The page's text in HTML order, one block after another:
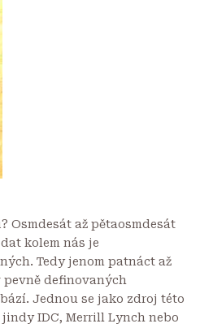
Osmdesát až pětaosmdesát
kolem nás je
Tedy jenom patnáct až
definovaných
Jednou se jako zdroj této
IDC, Merrill Lynch nebo